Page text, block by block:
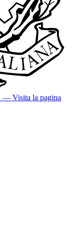
— Visita la pagina